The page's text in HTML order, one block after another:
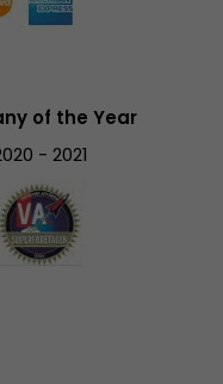
of the Year
- 2021